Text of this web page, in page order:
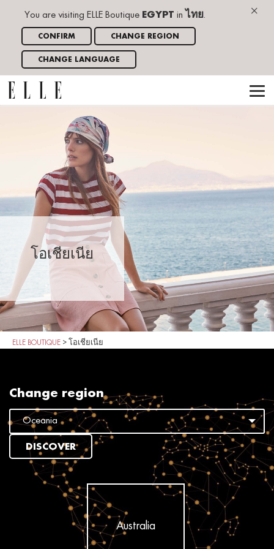
×
You are visiting ELLE Boutique EGYPT in ไทย.
CONFIRM CHANGE REGION
CHANGE LANGUAGE
โอเชียเนีย
ELLE BOUTIQUE > โอเชียเนีย
Change region
DISCOVER
Australia